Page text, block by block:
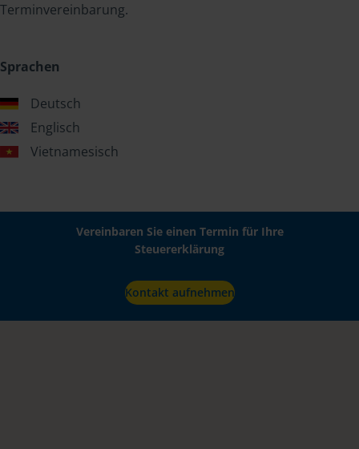
Terminvereinbarung.
Sprachen
Deutsch
Englisch
Vietnamesisch
Vereinbaren Sie einen Termin für Ihre
Steuererklärung
Kontakt aufnehmen